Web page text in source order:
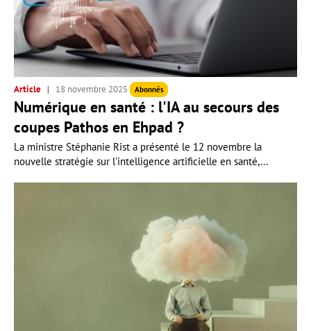
Article 18 novembre 2025 Abonnés
Numérique en santé : l'IA au secours des
coupes Pathos en Ehpad ?
La ministre Stéphanie Rist a présenté le 12 novembre la
nouvelle stratégie sur l'intelligence artificielle en santé,...